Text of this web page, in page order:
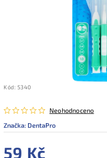
Kód: 5340
Neohodnoceno
Značka: DentaPro
59 Kč